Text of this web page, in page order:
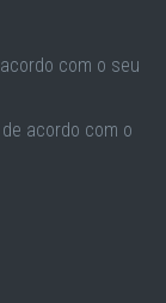
com o seu
acordo com o